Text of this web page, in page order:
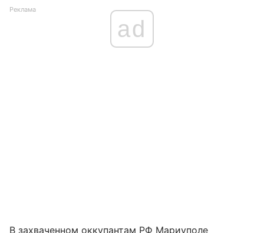
Реклама
ad
В захваченном оккупантам РФ Мариуполе